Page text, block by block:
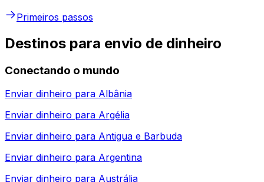
Primeiros passos
Destinos para envio de dinheiro
Conectando o mundo
Enviar dinheiro para Albânia
Enviar dinheiro para Argélia
Enviar dinheiro para Antigua e Barbuda
Enviar dinheiro para Argentina
Enviar dinheiro para Austrália